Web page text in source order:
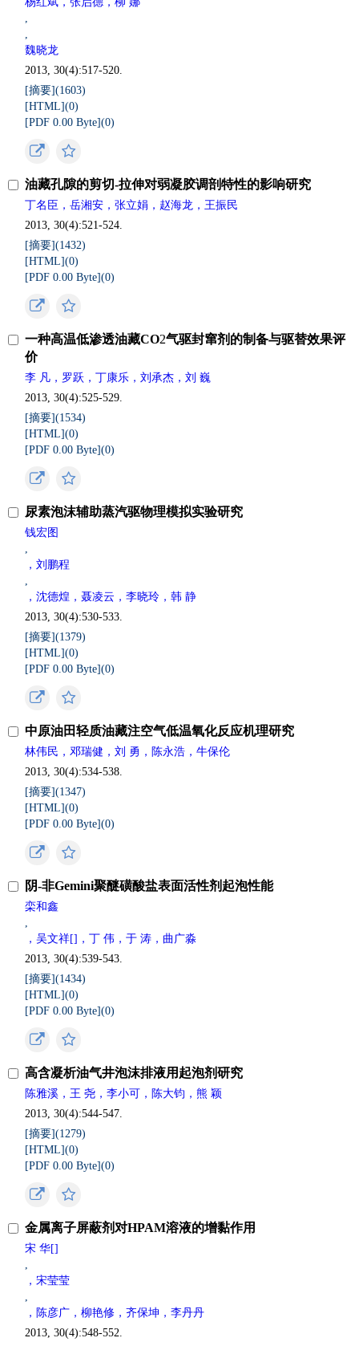
,
,
魏晓龙
2013, 30(4):517-520.
[摘要](1603)
[HTML](0)
[PDF 0.00 Byte](0)
油藏孔隙的剪切-拉伸对弱凝胶调剖特性的影响研究
丁名臣，岳湘安，张立娟，赵海龙，王振民
2013, 30(4):521-524.
[摘要](1432)
[HTML](0)
[PDF 0.00 Byte](0)
一种高温低渗透油藏CO2气驱封窜剂的制备与驱替效果评
价
李 凡，罗跃，丁康乐，刘承杰，刘 巍
2013, 30(4):525-529.
[摘要](1534)
[HTML](0)
[PDF 0.00 Byte](0)
尿素泡沫辅助蒸汽驱物理模拟实验研究
钱宏图
,
，刘鹏程
,
，沈德煌，聂凌云，李晓玲，韩 静
2013, 30(4):530-533.
[摘要](1379)
[HTML](0)
[PDF 0.00 Byte](0)
中原油田轻质油藏注空气低温氧化反应机理研究
林伟民，邓瑞健，刘 勇，陈永浩，牛保伦
2013, 30(4):534-538.
[摘要](1347)
[HTML](0)
[PDF 0.00 Byte](0)
阴-非Gemini聚醚磺酸盐表面活性剂起泡性能
栾和鑫
,
，吴文祥[]，丁 伟，于 涛，曲广淼
2013, 30(4):539-543.
[摘要](1434)
[HTML](0)
[PDF 0.00 Byte](0)
高含凝析油气井泡沫排液用起泡剂研究
陈雅溪，王 尧，李小可，陈大钧，熊 颖
2013, 30(4):544-547.
[摘要](1279)
[HTML](0)
[PDF 0.00 Byte](0)
金属离子屏蔽剂对HPAM溶液的增黏作用
宋 华[]
,
，宋莹莹
,
，陈彦广，柳艳修，齐保坤，李丹丹
2013, 30(4):548-552.